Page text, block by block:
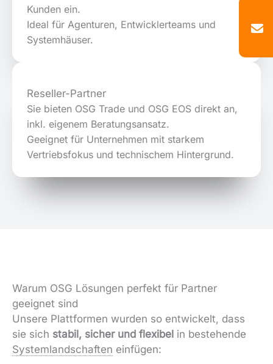
Kunden ein.
Ideal für Agenturen, Entwicklerteams und
Systemhäuser.
Reseller-Partner
Sie bieten OSG Trade und OSG EOS direkt an,
inkl. eigenem Beratungsansatz.
Geeignet für Unternehmen mit starkem
Vertriebsfokus und technischem Hintergrund.
Warum OSG Lösungen perfekt für Partner
geeignet sind
Unsere Plattformen wurden so entwickelt, dass
sie sich stabil, sicher und flexibel in bestehende
Systemlandschaften einfügen: